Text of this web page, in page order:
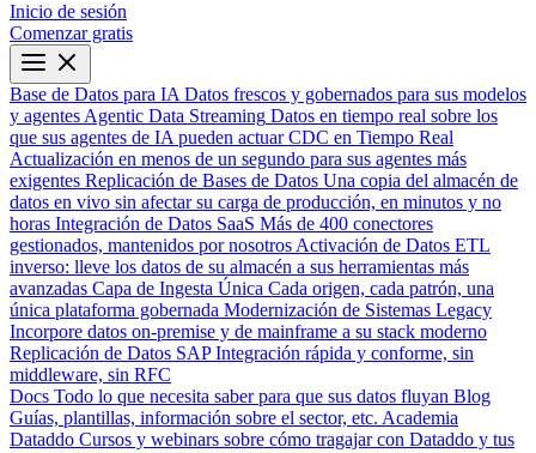
Inicio de sesión
Comenzar gratis
Base de Datos para IA Datos frescos y gobernados para sus modelos
y agentes Agentic Data Streaming Datos en tiempo real sobre los
que sus agentes de IA pueden actuar CDC en Tiempo Real
Actualización en menos de un segundo para sus agentes más
exigentes Replicación de Bases de Datos Una copia del almacén de
datos en vivo sin afectar su carga de producción, en minutos y no
horas Integración de Datos SaaS Más de 400 conectores
gestionados, mantenidos por nosotros Activación de Datos ETL
inverso: lleve los datos de su almacén a sus herramientas más
avanzadas Capa de Ingesta Única Cada origen, cada patrón, una
única plataforma gobernada Modernización de Sistemas Legacy
Incorpore datos on-premise y de mainframe a su stack moderno
Replicación de Datos SAP Integración rápida y conforme, sin
middleware, sin RFC
Docs Todo lo que necesita saber para que sus datos fluyan Blog
Guías, plantillas, información sobre el sector, etc. Academia
Dataddo Cursos y webinars sobre cómo tragajar con Dataddo y tus